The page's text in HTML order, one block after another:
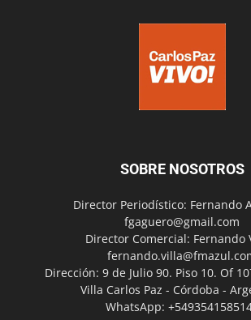
SOBRE NOSOTROS
Director Periodístico: Fernando
fgaguero@gmail.com
Director Comercial: Fernando
Dirección: 9 de Julio 90. Piso 10. Of
Villa Carlos Paz - Córdoba -
WhatsApp: